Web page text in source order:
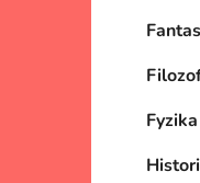
Fyzika